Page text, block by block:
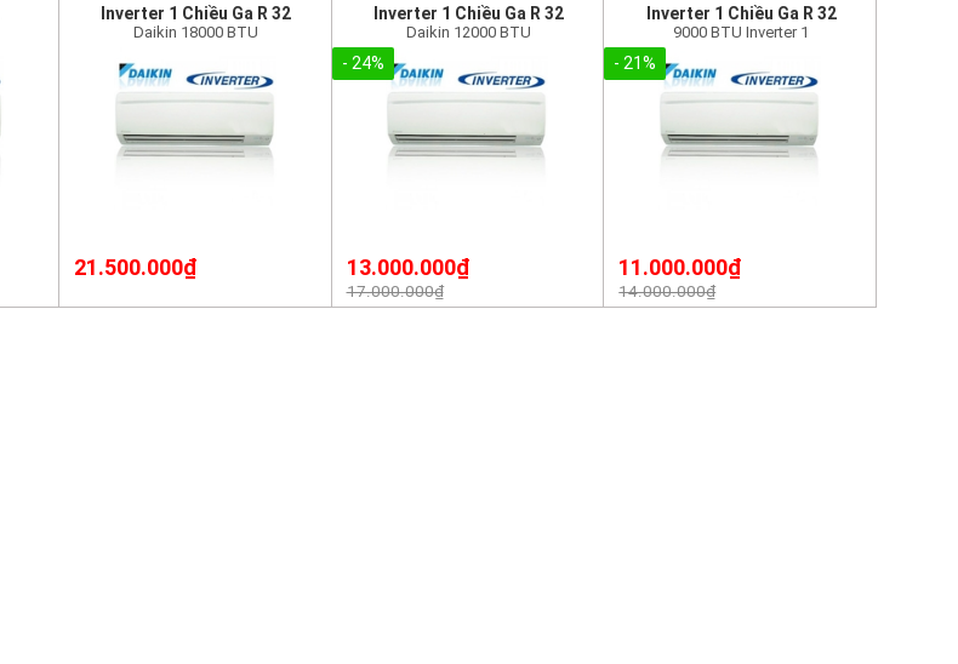
Inverter 1 Chiều Ga R 32
Daikin 18000 BTU
21.500.000₫
Inverter 1 Chiều Ga R 32
Daikin 12000 BTU
- 24%
13.000.000₫
17.000.000₫
Inverter 1 Chiều Ga R 32
9000 BTU Inverter 1
- 21%
11.000.000₫
14.000.000₫